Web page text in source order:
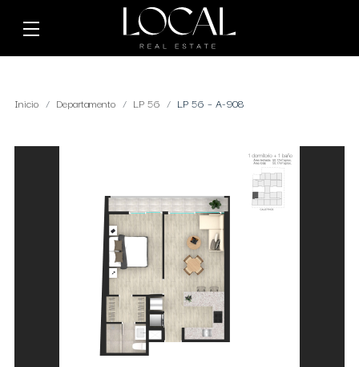
Inicio Departamento LP 56 LP 56 – A-908